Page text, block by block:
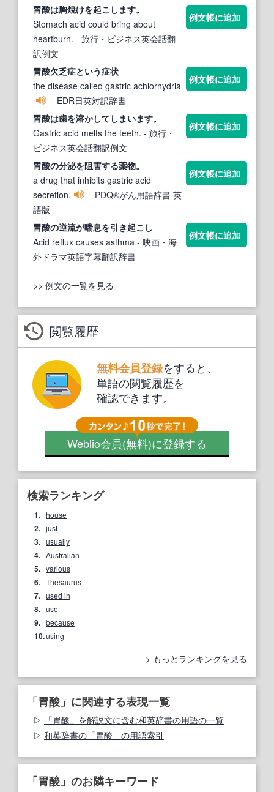
胃酸は胸焼けを起こします。
Stomach acid could bring about
heartburn. - 旅行・ビジネス英会話翻
訳例文
例文帳に追加
胃酸欠乏症という症状
the disease called gastric achlorhydria
- EDR日英対訳辞書
例文帳に追加
胃酸は歯を溶かしてしまいます。
Gastric acid melts the teeth. - 旅行・
ビジネス英会話翻訳例文
例文帳に追加
胃酸の分泌を阻害する薬物。
a drug that inhibits gastric acid
secretion.
- PDQ®がん用語辞書 英
語版
例文帳に追加
胃酸の逆流が喘息を引き起こし
Acid reflux causes asthma - 映画・海
外ドラマ英語字幕翻訳辞書
例文帳に追加
>> 例文の一覧を見る
閲覧履歴
無料会員登録をすると、
単語の閲覧履歴を
確認できます。
Weblio会員(無料)に登録する
検索ランキング
1. house
2. just
3. usually
4. Australian
5. various
6. Thesaurus
7. used in
8. use
9. because
10.using
もっとランキングを見る
「胃酸」に関連する表現一覧
「胃酸」を解説文に含む和英辞書の用語の一覧
和英辞書の「胃酸」の用語索引
「胃酸」のお隣キーワード